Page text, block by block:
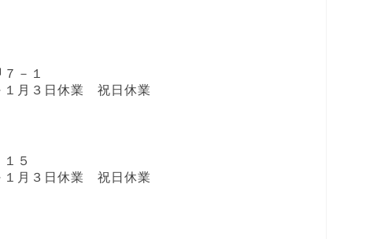
－１
１月３日休業 祝日休業
５
１月３日休業 祝日休業